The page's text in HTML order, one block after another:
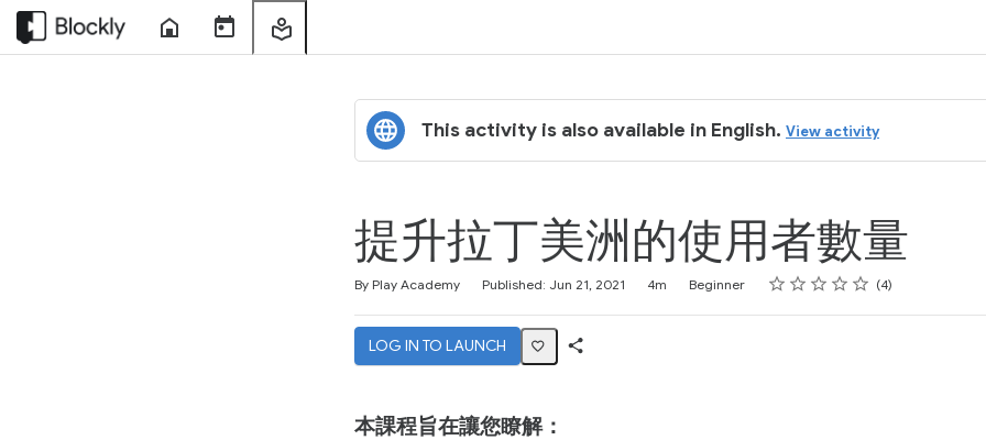
Home
Sessions
This activity is also available in English. View activity
提升拉丁美洲的使用者數量
By Play Academy Published: Jun 21, 2021 4m Beginner Rating
1 star
2 stars
3 stars
4 stars
5 stars 4
LOG IN TO LAUNCH
本課程旨在讓您瞭解：